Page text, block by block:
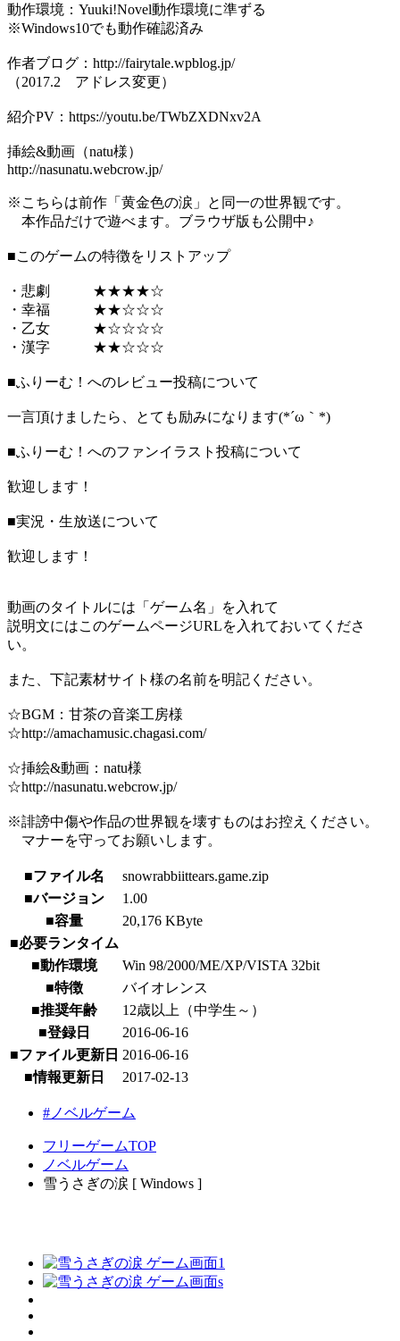
動作環境：Yuuki!Novel動作環境に準ずる
※Windows10でも動作確認済み
作者ブログ：http://fairytale.wpblog.jp/
（2017.2 アドレス変更）
紹介PV：https://youtu.be/TWbZXDNxv2A
挿絵&動画（natu様）
http://nasunatu.webcrow.jp/
※こちらは前作「黄金色の涙」と同一の世界観です。
本作品だけで遊べます。ブラウザ版も公開中♪
■このゲームの特徴をリストアップ
・悲劇 ★★★★☆
・幸福 ★★☆☆☆
・乙女 ★☆☆☆☆
・漢字 ★★☆☆☆
■ふりーむ！へのレビュー投稿について
一言頂けましたら、とても励みになります(*´ω｀*)
■ふりーむ！へのファンイラスト投稿について
歓迎します！
■実況・生放送について
歓迎します！
動画のタイトルには「ゲーム名」を入れて
説明文にはこのゲームページURLを入れておいてくださ
い。
また、下記素材サイト様の名前を明記ください。
☆BGM：甘茶の音楽工房様
☆http://amachamusic.chagasi.com/
☆挿絵&動画：natu様
☆http://nasunatu.webcrow.jp/
※誹謗中傷や作品の世界観を壊すものはお控えください。
マナーを守ってお願いします。
■ファイル名
snowrabbiittears.game.zip
■バージョン
1.00
■容量
20,176 KByte
■必要ランタイム
■動作環境
Win 98/2000/ME/XP/VISTA 32bit
■特徴
バイオレンス
■推奨年齢
12歳以上（中学生～）
■登録日
2016-06-16
■ファイル更新日 2016-06-16
■情報更新日
2017-02-13
#ノベルゲーム
フリーゲームTOP
ノベルゲーム
雪うさぎの涙 [ Windows ]